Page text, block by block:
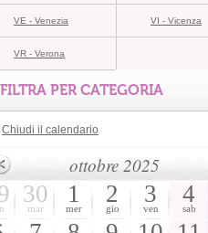
VE - Venezia VI - Vicenza
VR - Verona
FILTRA PER CATEGORIA
Chiudi il calendario
ottobre 2025
30
mar
1
mer
2
gio
3
ven
4
sab